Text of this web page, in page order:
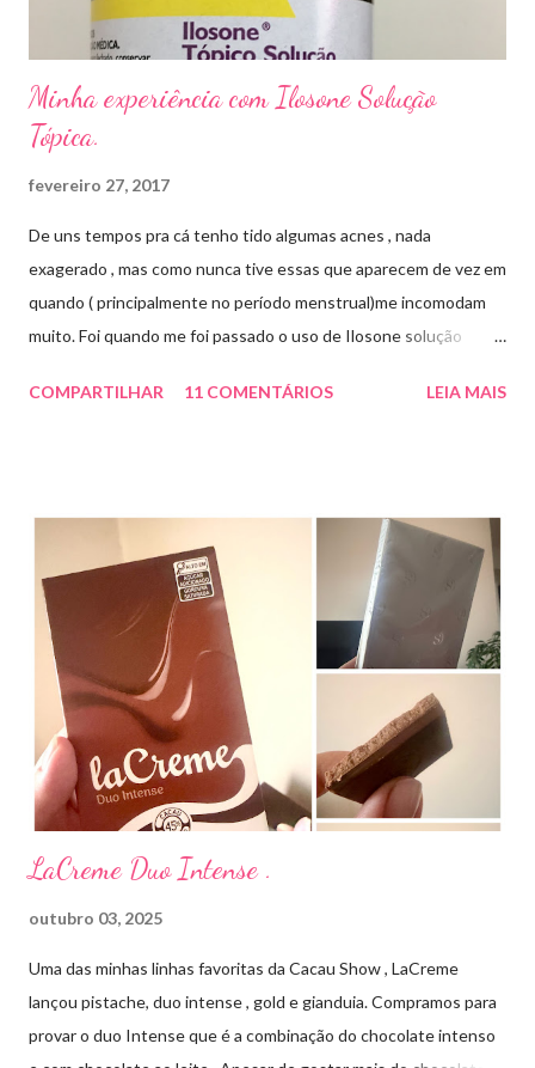
Minha experiência com Ilosone Solução
Tópica.
fevereiro 27, 2017
De uns tempos pra cá tenho tido algumas acnes , nada
exagerado , mas como nunca tive essas que aparecem de vez em
quando ( principalmente no período menstrual)me incomodam
muito. Foi quando me foi passado o uso de Ilosone solução
uma consulta com o dermatologista) O Ilosone é um antibiótico
aplico sobre a acne ( geralmente uso a noite). Informação do
produto: ILOSONE TÓPICO SOLUÇÃO (eritromicina) é um
antibiótico de amplo espectro produzido por uma cepa de
Streptomyces erythraeus. É básico e forma rapidamente sais
com os ácidos. Forma farmacêutica e Apresentação ILOSONE
TÓPICO SOLUÇÃO é apresentado sob a forma líquida em
frascos de 120 ml. USO PEDIÁTRICO E ADULTO. Composição
Cada ml contém: Eritromicina base 20 mg Excipientes q.s....
COMPARTILHAR 11 COMENTÁRIOS LEIA MAIS
LaCreme Duo Intense .
outubro 03, 2025
Uma das minhas linhas favoritas da Cacau Show , LaCreme
lançou pistache, duo intense , gold e gianduia. Compramos para
provar o duo Intense que é a combinação do chocolate intenso